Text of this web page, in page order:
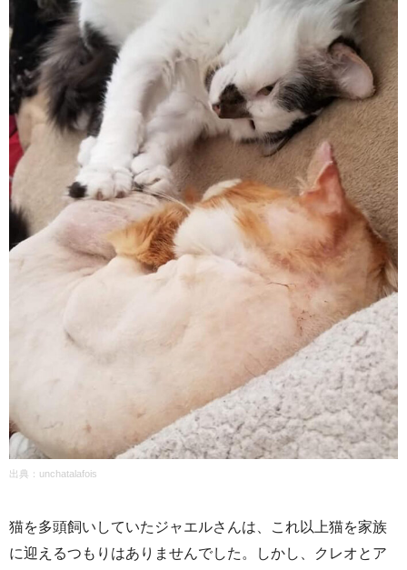
出典：unchatalafois
猫を多頭飼いしていたジャエルさんは、これ以上猫を家族
に迎えるつもりはありませんでした。しかし、クレオとア